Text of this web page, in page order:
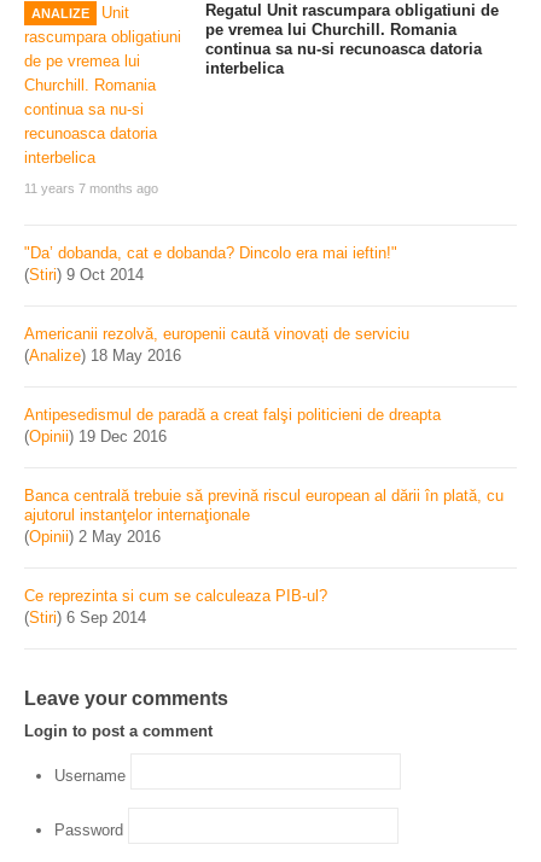
ANALIZE
11 years 7 months ago
Regatul Unit rascumpara obligatiuni de
pe vremea lui Churchill. Romania
continua sa nu-si recunoasca datoria
interbelica
"Da’ dobanda, cat e dobanda? Dincolo era mai ieftin!"
(Stiri) 9 Oct 2014
Americanii rezolvă, europenii caută vinovați de serviciu
(Analize) 18 May 2016
Antipesedismul de paradă a creat falşi politicieni de dreapta
(Opinii) 19 Dec 2016
Banca centrală trebuie să prevină riscul european al dării în plată, cu
ajutorul instanţelor internaţionale
(Opinii) 2 May 2016
Ce reprezinta si cum se calculeaza PIB-ul?
(Stiri) 6 Sep 2014
Leave your comments
Login to post a comment
Username
Password